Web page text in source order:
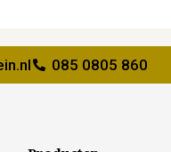
085 0805 860